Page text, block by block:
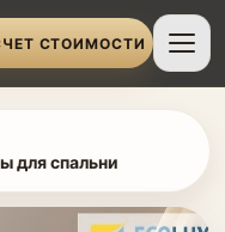
СТОИМОСТИ
для спальни